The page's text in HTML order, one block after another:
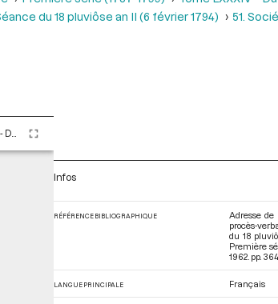
du 18 pluviôse an II (6 février 1794) 51.
Infos
RÉFÉRENCE BIBLIOGRAPHIQUE
Adresse
procès-
du 18
Première
1962. pp.
LANGUE PRINCIPALE Français